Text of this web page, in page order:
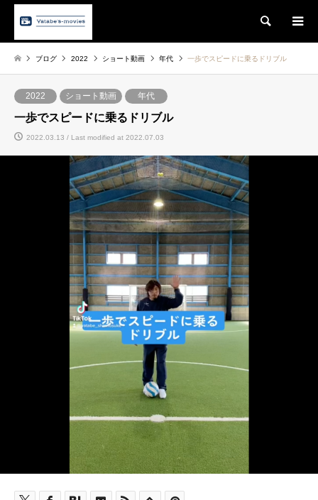
Search
ブログ 2022 ショート動画 年代 一歩でスピードに乗るドリブル
2022 ショート動画 年代
一歩でスピードに乗るドリブル
2022.03.13 / Last modified at 2022.07.03